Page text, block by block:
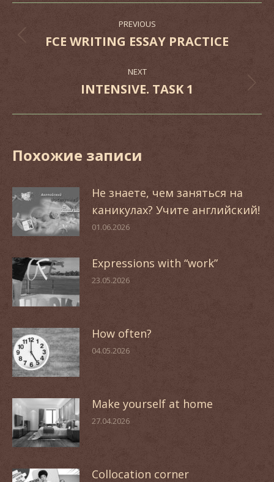
navigation
PREVIOUS
Previous
FCE WRITING ESSAY PRACTICE
NEXT
Next
INTENSIVE. TASK 1
Похожие записи
Не знаете, чем заняться на
каникулах? Учите английский!
01.06.2026
Expressions with “work”
23.05.2026
How often?
04.05.2026
Make yourself at home
27.04.2026
Collocation corner